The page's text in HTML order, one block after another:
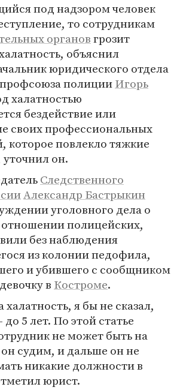
под надзором человек
то сотрудникам
органовгрозит
объяснил
юридического отдела
полицииИгорь
халатностью
бездействие или
своих профессиональных
которое повлекло тяжкие
он.
Следственного
Александр Бастрыкин
уголовного дела о
отношении полицейских,
без наблюдения
из колонии педофила,
и убившего с сообщником
в Костроме.
халатность, я бы не сказал,
5 лет. По этой статье
не может быть на
судим, и дальше он не
никакие должности в
юрист.